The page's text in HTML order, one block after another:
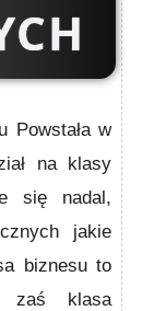
Powstała w
na klasy
się nadal,
jakie
biznesu to
zaś klasa